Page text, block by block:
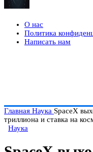
О нас
Политика
Написать нам
Главная Наука SpaceX
триллиона и ставка на
Наука